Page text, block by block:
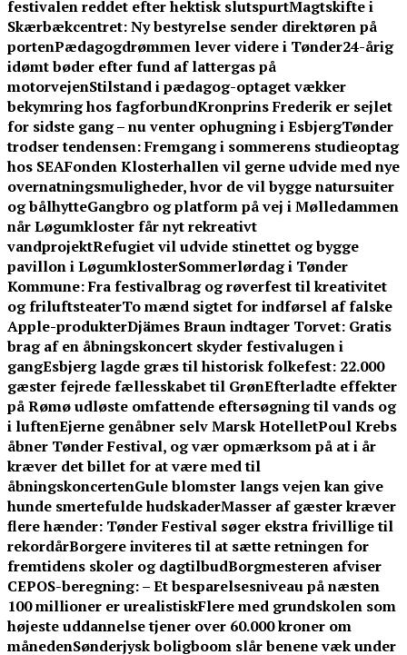
festivalen reddet efter hektisk slutspurtMagtskifte i
Skærbækcentret: Ny bestyrelse sender direktøren på
portenPædagogdrømmen lever videre i Tønder24-årig
idømt bøder efter fund af lattergas på
motorvejenStilstand i pædagog-optaget vækker
bekymring hos fagforbundKronprins Frederik er sejlet
for sidste gang – nu venter ophugning i EsbjergTønder
trodser tendensen: Fremgang i sommerens studieoptag
hos SEAFonden Klosterhallen vil gerne udvide med nye
overnatningsmuligheder, hvor de vil bygge natursuiter
og bålhytteGangbro og platform på vej i Mølledammen
når Løgumkloster får nyt rekreativt
vandprojektRefugiet vil udvide stinettet og bygge
pavillon i LøgumklosterSommerlørdag i Tønder
Kommune: Fra festivalbrag og røverfest til kreativitet
og friluftsteaterTo mænd sigtet for indførsel af falske
Apple-produkterDjämes Braun indtager Torvet: Gratis
brag af en åbningskoncert skyder festivalugen i
gangEsbjerg lagde græs til historisk folkefest: 22.000
gæster fejrede fællesskabet til GrønEfterladte effekter
på Rømø udløste omfattende eftersøgning til vands og
i luftenEjerne genåbner selv Marsk HotelletPoul Krebs
åbner Tønder Festival, og vær opmærksom på at i år
kræver det billet for at være med til
åbningskoncertenGule blomster langs vejen kan give
hunde smertefulde hudskaderMasser af gæster kræver
flere hænder: Tønder Festival søger ekstra frivillige til
rekordårBorgere inviteres til at sætte retningen for
fremtidens skoler og dagtilbudBorgmesteren afviser
CEPOS-beregning: – Et besparelsesniveau på næsten
100 millioner er urealistiskFlere med grundskolen som
højeste uddannelse tjener over 60.000 kroner om
månedenSønderjysk boligboom slår benene væk under